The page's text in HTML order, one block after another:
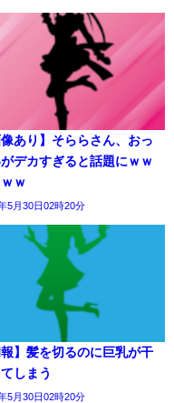
像あり】そららさん、おっ
デカすぎると話題にｗｗ
ｗ
5月30日02時20分
報】髪を切るのに巨乳が干
しまう
5月30日02時20分